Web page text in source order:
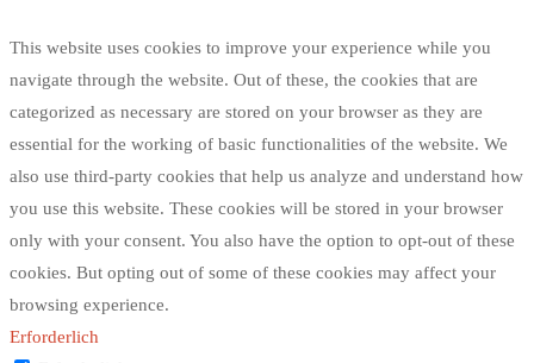
This website uses cookies to improve your experience while you
navigate through the website. Out of these, the cookies that are
categorized as necessary are stored on your browser as they are
essential for the working of basic functionalities of the website. We
also use third-party cookies that help us analyze and understand how
you use this website. These cookies will be stored in your browser
only with your consent. You also have the option to opt-out of these
cookies. But opting out of some of these cookies may affect your
browsing experience.
Erforderlich